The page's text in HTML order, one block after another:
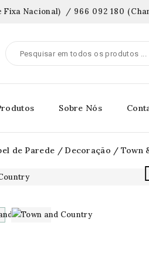
Fixa Nacional) / 966 092 180 (
Sobre Nós
de Parede Decoração Town